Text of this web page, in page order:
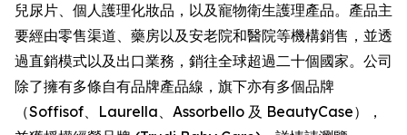
兒尿片、個人護理化妝品，以及寵物衛生護理產品。產品主
要經由零售渠道、藥房以及安老院和醫院等機構銷售，並透
過直銷模式以及出口業務，銷往全球超過二十個國家。公司
除了擁有多條自有品牌產品線，旗下亦有多個品牌
（Soffisof、Laurella、Assorbello 及 BeautyCase），